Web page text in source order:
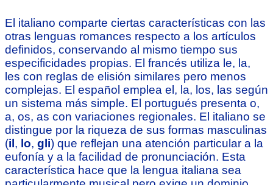
El italiano comparte ciertas características con las
otras lenguas romances respecto a los artículos
definidos, conservando al mismo tiempo sus
especificidades propias. El francés utiliza le, la,
les con reglas de elisión similares pero menos
complejas. El español emplea el, la, los, las según
un sistema más simple. El portugués presenta o,
a, os, as con variaciones regionales. El italiano se
distingue por la riqueza de sus formas masculinas
(il, lo, gli) que reflejan una atención particular a la
eufonía y a la facilidad de pronunciación. Esta
característica hace que la lengua italiana sea